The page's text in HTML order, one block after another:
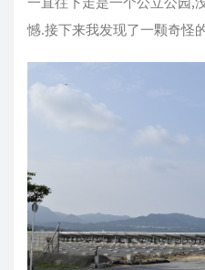
憾.接下来我发现了一颗奇怪